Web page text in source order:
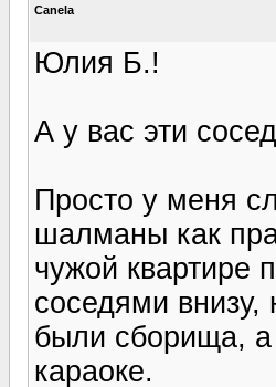
Canela
Юлия Б.!
А у вас эти
Просто у меня
шалманы как
чужой квартире
соседями внизу,
были сборища, а
караоке.